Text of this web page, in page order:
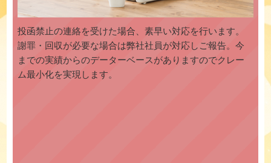
投函禁止の連絡を受けた場合、素早い対応を行います。
謝罪・回収が必要な場合は弊社社員が対応しご報告。今
までの実績からのデーターベースがありますのでクレー
ム最小化を実現します。